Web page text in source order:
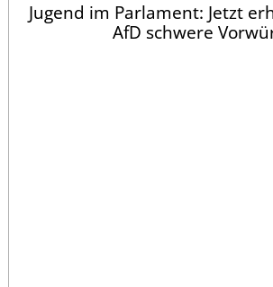
Jugend im Parlament: Jetzt
AfD schwere